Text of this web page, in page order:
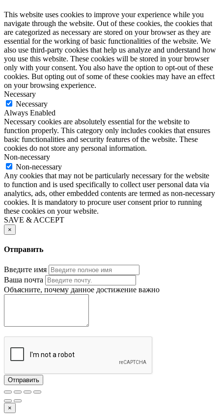
This website uses cookies to improve your experience while you
navigate through the website. Out of these cookies, the cookies that
are categorized as necessary are stored on your browser as they are
essential for the working of basic functionalities of the website. We
also use third-party cookies that help us analyze and understand how
you use this website. These cookies will be stored in your browser
only with your consent. You also have the option to opt-out of these
cookies. But opting out of some of these cookies may have an effect
on your browsing experience.
Necessary
Necessary
Always Enabled
Necessary cookies are absolutely essential for the website to
function properly. This category only includes cookies that ensures
basic functionalities and security features of the website. These
cookies do not store any personal information.
Non-necessary
Non-necessary
Any cookies that may not be particularly necessary for the website
to function and is used specifically to collect user personal data via
analytics, ads, other embedded contents are termed as non-necessary
cookies. It is mandatory to procure user consent prior to running
these cookies on your website.
SAVE & ACCEPT
×
Отправить
Введите имя
Ваша почта
Объясните, почему данное достижение важно
Отправить
×